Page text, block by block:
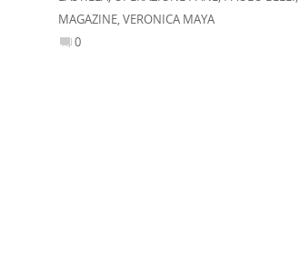
MAGAZINE,VERONICA MAYA
0